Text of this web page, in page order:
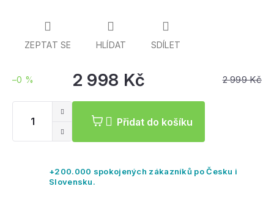
2 999 Kč
–0 % 2 998 Kč
cena:
Přidat do košíku
ZEPTAT SE HLÍDAT SDÍLET
+200.000 spokojených zákazníků po Česku i
Slovensku.